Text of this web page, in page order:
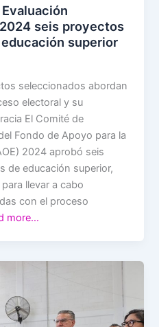
seis proyectos
superior
seleccionados abordan
electoral y su
El Comité de
Fondo de Apoyo para la
2024 aprobó seis
de educación superior,
llevar a cabo
con el proceso
more…